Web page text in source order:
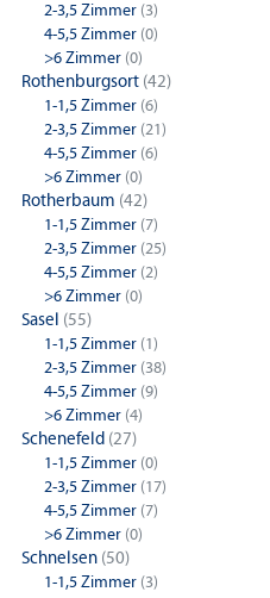
2-3,5 Zimmer (3)
4-5,5 Zimmer (0)
>6 Zimmer (0)
Rothenburgsort (42)
1-1,5 Zimmer (6)
2-3,5 Zimmer (21)
4-5,5 Zimmer (6)
>6 Zimmer (0)
Rotherbaum (42)
1-1,5 Zimmer (7)
2-3,5 Zimmer (25)
4-5,5 Zimmer (2)
>6 Zimmer (0)
Sasel (55)
1-1,5 Zimmer (1)
2-3,5 Zimmer (38)
4-5,5 Zimmer (9)
>6 Zimmer (4)
Schenefeld (27)
1-1,5 Zimmer (0)
2-3,5 Zimmer (17)
4-5,5 Zimmer (7)
>6 Zimmer (0)
Schnelsen (50)
1-1,5 Zimmer (3)